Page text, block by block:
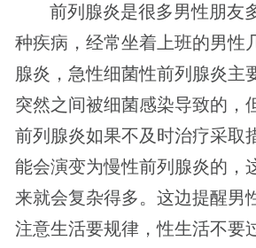
前列腺炎是很多男性朋友
种疾病，经常坐着上班的男性
腺炎，急性细菌性前列腺炎主
突然之间被细菌感染导致的，
前列腺炎如果不及时治疗采取
能会演变为慢性前列腺炎的，
来就会复杂得多。这边提醒男
注意生活要规律，性生活不要